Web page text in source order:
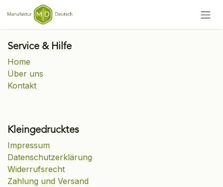
Zum Inhalt springen
Service & Hilfe
Home
Über uns
Kontakt
Kleingedrucktes
Impressum
Datenschutzerklärung
Widerrufsrecht
Zahlung und Versand